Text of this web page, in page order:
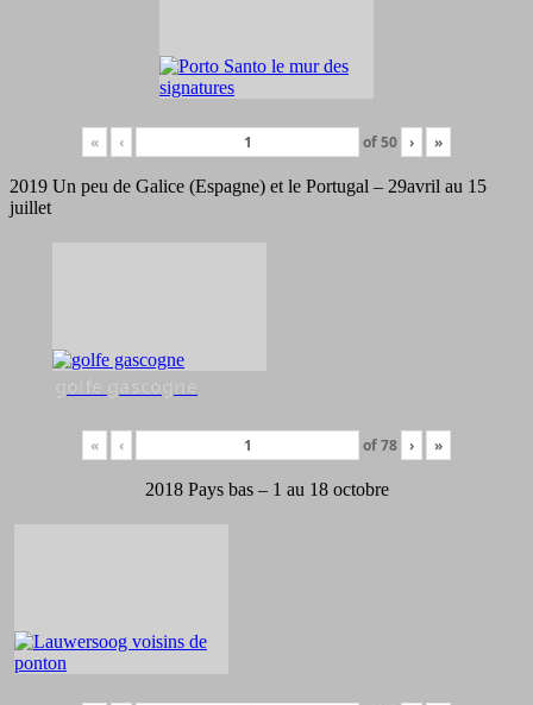
« ‹ of50 › »
2019 Un peu de Galice (Espagne) et le Portugal – 29avril au 15
juillet
golfe gascogne
« ‹ of78 › »
2018 Pays bas – 1 au 18 octobre